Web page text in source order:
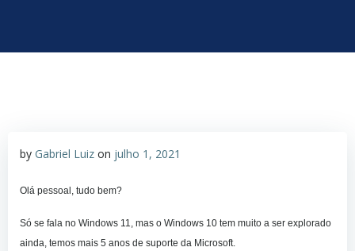
by Gabriel Luiz on julho 1, 2021
Olá pessoal, tudo bem?
Só se fala no Windows 11, mas o Windows 10 tem muito a ser explorado
ainda, temos mais 5 anos de suporte da Microsoft.